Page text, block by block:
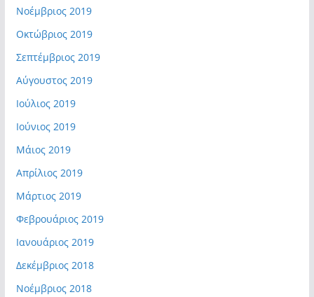
Νοέμβριος 2019
Οκτώβριος 2019
Σεπτέμβριος 2019
Αύγουστος 2019
Ιούλιος 2019
Ιούνιος 2019
Μάιος 2019
Απρίλιος 2019
Μάρτιος 2019
Φεβρουάριος 2019
Ιανουάριος 2019
Δεκέμβριος 2018
Νοέμβριος 2018